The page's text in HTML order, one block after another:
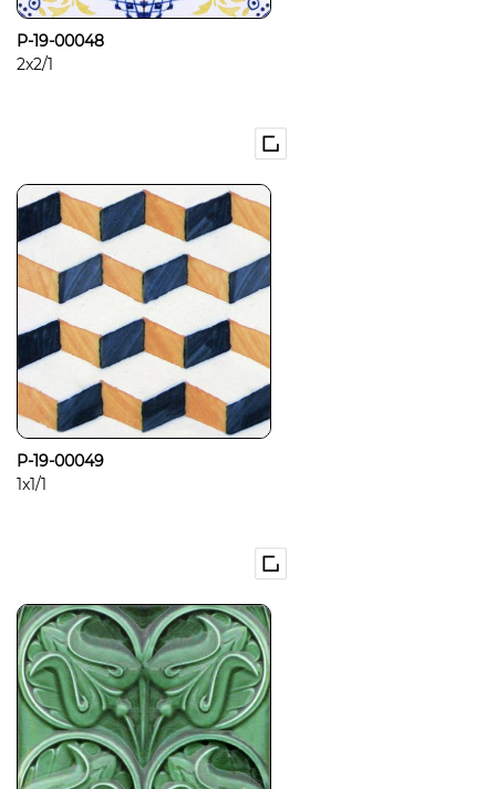
P-19-00048
2x2/1
P-19-00049
1x1/1